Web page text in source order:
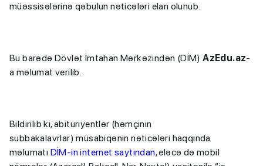
müəssisələrinə qəbulun nəticələri elan olunub.
Bu barədə Dövlət İmtahan Mərkəzindən (DİM)AzEdu.az-
a məlumat verilib.
Bildirilib ki, abituriyentlər (həmçinin
subbakalavrlar) müsabiqənin nəticələri haqqında
məlumatı DİM-in internet saytından, eləcə də mobil